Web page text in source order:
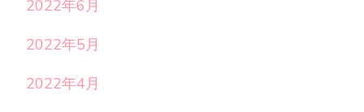
2022年6月
2022年5月
2022年4月